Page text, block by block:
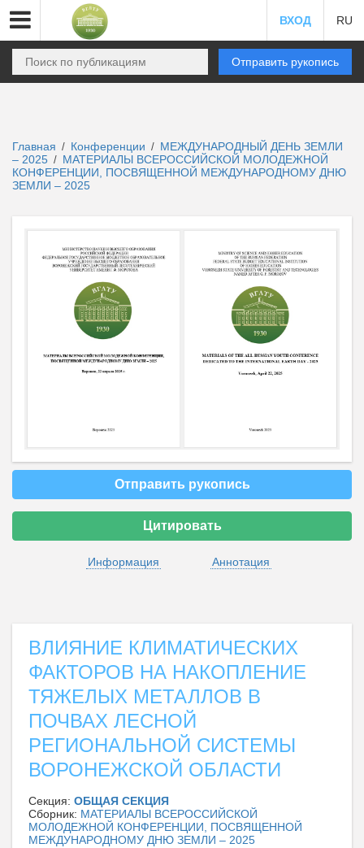
ВХОД RU
Отправить рукопись
Главная / Конференции / МЕЖДУНАРОДНЫЙ ДЕНЬ ЗЕМЛИ
– 2025 / МАТЕРИАЛЫ ВСЕРОССИЙСКОЙ МОЛОДЕЖНОЙ
КОНФЕРЕНЦИИ, ПОСВЯЩЕННОЙ МЕЖДУНАРОДНОМУ ДНЮ
ЗЕМЛИ – 2025
Отправить рукопись
Цитировать
Информация Аннотация
ВЛИЯНИЕ КЛИМАТИЧЕСКИХ
ФАКТОРОВ НА НАКОПЛЕНИЕ
ТЯЖЕЛЫХ МЕТАЛЛОВ В
ПОЧВАХ ЛЕСНОЙ
РЕГИОНАЛЬНОЙ СИСТЕМЫ
ВОРОНЕЖСКОЙ ОБЛАСТИ
Секция: ОБЩАЯ СЕКЦИЯ
Сборник: МАТЕРИАЛЫ ВСЕРОССИЙСКОЙ
МОЛОДЕЖНОЙ КОНФЕРЕНЦИИ, ПОСВЯЩЕННОЙ
МЕЖДУНАРОДНОМУ ДНЮ ЗЕМЛИ – 2025